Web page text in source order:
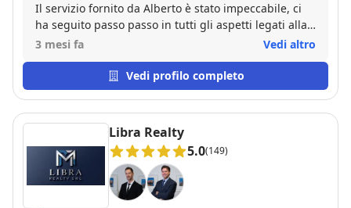
Il servizio fornito da Alberto è stato impeccabile, ci
ha seguito passo passo in tutti gli aspetti legati alla
vendita del nostro immobile, fornendoci supporto
era capitato di usufruire di altri servizi di Alberto e
tutto è sempre stato perfetto. Non posso che
3 mesi fa Vedi altro
Vedi profilo completo
Libra Realty
5.0(149)